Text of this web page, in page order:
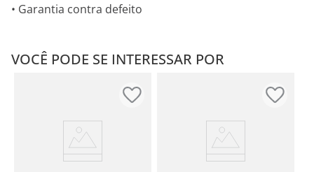
• Garantia contra defeito
VOCÊ PODE SE INTERESSAR POR